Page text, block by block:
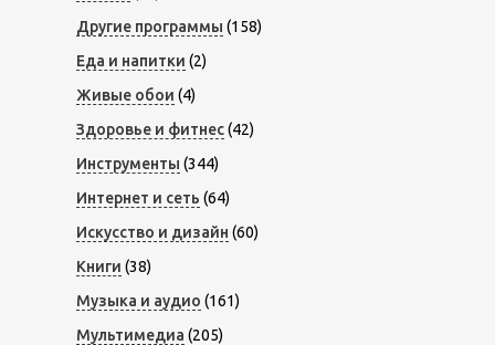
Другие программы (158)
Еда и напитки (2)
Живые обои (4)
Здоровье и фитнес(42)
Инструменты (344)
Интернет и сеть (64)
Искусство и дизайн (60)
Книги (38)
Музыка и аудио (161)
Мультимедиа (205)